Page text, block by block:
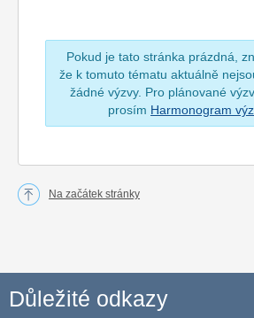
Pokud je tato stránka prázdná,
že k tomuto tématu aktuálně
žádné výzvy. Pro plánované
prosím Harmonogram
Na začátek stránky
Důležité odkazy